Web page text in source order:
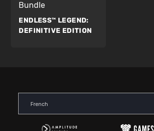
Bundle
ENDLESS™ LEGEND:
DEFINITIVE EDITION
French